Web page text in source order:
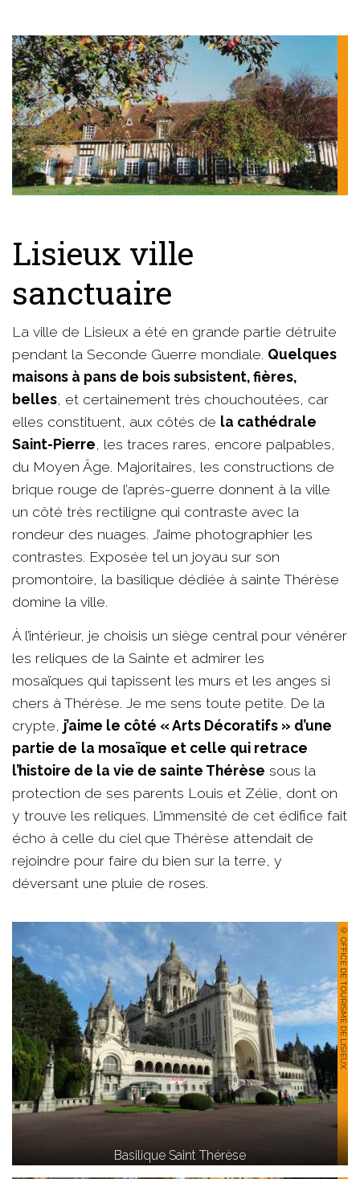
Lisieux ville
sanctuaire
La ville de Lisieux a été en grande partie détruite
pendant la Seconde Guerre mondiale. Quelques
maisons à pans de bois subsistent, fières,
belles, et certainement très chouchoutées, car
elles constituent, aux côtés de la cathédrale
Saint-Pierre, les traces rares, encore palpables,
du Moyen Âge. Majoritaires, les constructions de
brique rouge de l’après-guerre donnent à la ville
un côté très rectiligne qui contraste avec la
rondeur des nuages. J’aime photographier les
contrastes. Exposée tel un joyau sur son
promontoire, la basilique dédiée à sainte Thérèse
domine la ville.
À l’intérieur, je choisis un siège central pour vénérer
les reliques de la Sainte et admirer les
mosaïques qui tapissent les murs et les anges si
chers à Thérèse. Je me sens toute petite. De la
crypte, j’aime le côté « Arts Décoratifs » d’une
partie de la mosaïque et celle qui retrace
l’histoire de la vie de sainte Thérèse sous la
protection de ses parents Louis et Zélie, dont on
y trouve les reliques. L’immensité de cet édifice fait
écho à celle du ciel que Thérèse attendait de
rejoindre pour faire du bien sur la terre, y
déversant une pluie de roses.
© OFFICE DE TOURISME DE LISIEUX
Basilique Saint Thérèse